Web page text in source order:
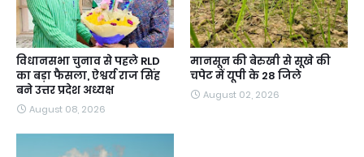
विधानसभा चुनाव से पहले RLD
का बड़ा फैसला, ऐश्वर्य राज सिंह
बने उत्तर प्रदेश अध्यक्ष
August 08, 2026
मानसून की बेरुखी से सूखे की
चपेट में यूपी के 28 जिले
August 02, 2026